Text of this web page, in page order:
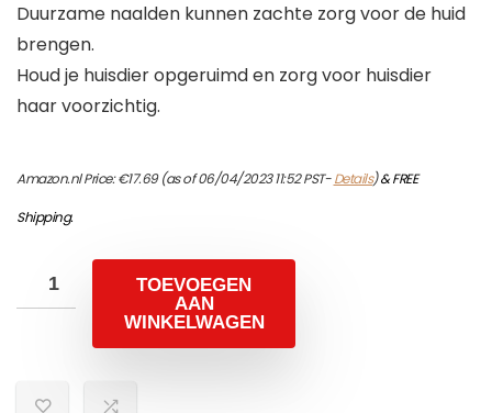
Duurzame naalden kunnen zachte zorg voor de huid
brengen.
Houd je huisdier opgeruimd en zorg voor huisdier
haar voorzichtig.
Amazon.nl Price:€17.69(as of 06/04/2023 11:52 PST-Details)&FREE
Shipping.
TOEVOEGEN
AAN
WINKELWAGEN